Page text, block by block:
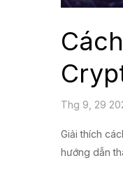
Thg 9, 29
Giải thích
hướng dẫn